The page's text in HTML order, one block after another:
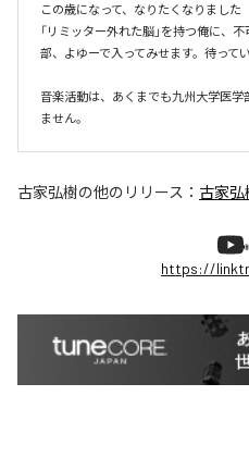
この歳になって、なりたくなりました
「リミッター外れた脳」を持つ俺に、
部、よゆーで入ってみせます。待って
音楽活動は、あくまでも九州大学医
ません。
古家弘樹の他のリリース： 古家弘
https://